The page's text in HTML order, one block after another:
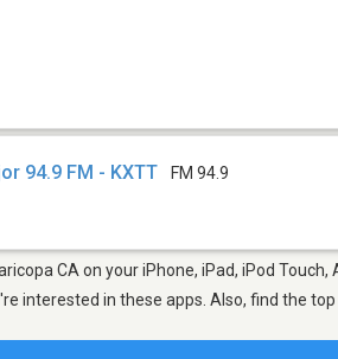
94.9 FM - KXTT FM 94.9
CA on your iPhone, iPad, iPod
interested in these apps. Also, find the